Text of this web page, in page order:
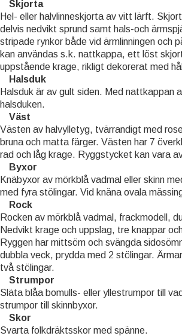
Skjorta
Hel- eller halvlinneskjorta av vitt lärft.
delvis nedvikt sprund samt hals-och
stripade rynkor både vid ärmlinningen och
kan användas s.k. nattkappa, ett löst
uppstående krage, rikligt dekorerat med
Halsduk
Halsduk är av gult siden. Med nattkappan
halsduken.
Väst
Västen av halvylletyg, tvärrandigt med
bruna och matta färger. Västen har 7
rad och låg krage. Ryggstycket kan vara
Byxor
Knäbyxor av mörkblå vadmal eller skinn
med fyra stölingar. Vid knäna ovala
Rock
Rocken av mörkblå vadmal, frackmodell,
Nedvikt krage och uppslag, tre knappar
Ryggen har mittsöm och svängda
dubbla veck, prydda med 2 stölingar.
två stölingar.
Strumpor
Släta blåa bomulls- eller yllestrumpor till
strumpor till skinnbyxor.
Skor
Svarta folkdräktsskor med spänne.